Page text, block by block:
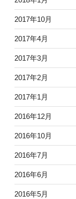
2017年10月
2017年4月
2017年3月
2017年2月
2017年1月
2016年12月
2016年10月
2016年7月
2016年6月
2016年5月